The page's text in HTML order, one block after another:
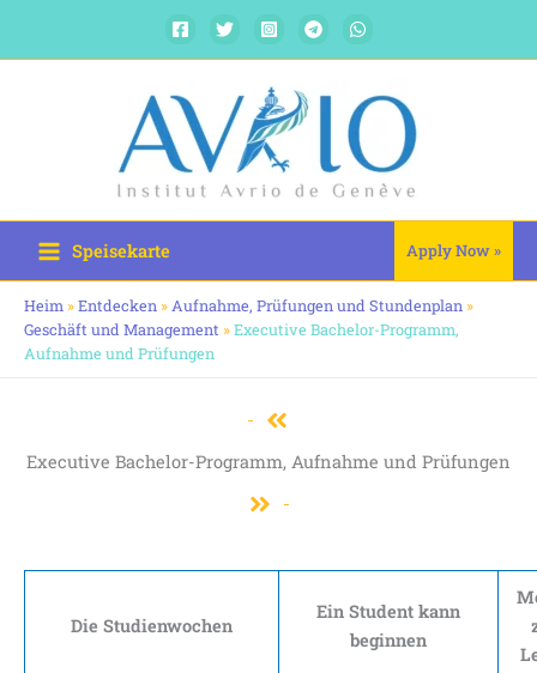
Speisekarte Apply Now »
Heim »Entdecken » Aufnahme, Prüfungen und Stundenplan »
Geschäft und Management »Executive Bachelor-Programm,
Aufnahme und Prüfungen
Executive Bachelor-Programm, Aufnahme und Prüfungen
Die Studienwochen
Ein Student kann
beginnen